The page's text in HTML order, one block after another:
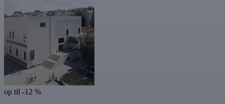
op til -12 %